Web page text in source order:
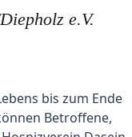
e.V.
bis zum Ende
Betroffene,